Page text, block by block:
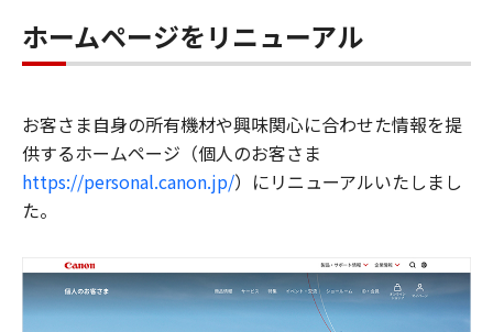
ホームページをリニューアル
お客さま自身の所有機材や興味関心に合わせた情報を提
供するホームページ（個人のお客さま
https://personal.canon.jp/）にリニューアルいたしまし
た。